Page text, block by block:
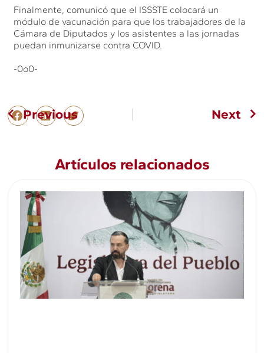
Finalmente, comunicó que el ISSSTE colocará un
módulo de vacunación para que los trabajadores de la
Cámara de Diputados y los asistentes a las jornadas
puedan inmunizarse contra COVID.
-0o0-
Previous Next
Artículos relacionados